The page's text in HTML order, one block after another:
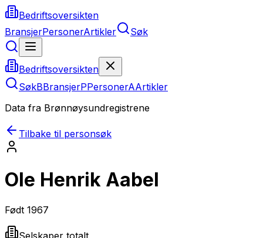
Bedriftsoversikten
BransjerPersonerArtikler Søk
Bedriftsoversikten
SøkBBransjerPPersonerAArtikler
Data fra Brønnøysundregistrene
Tilbake til personsøk
Ole Henrik Aabel
Født 1967
Selskaper totalt